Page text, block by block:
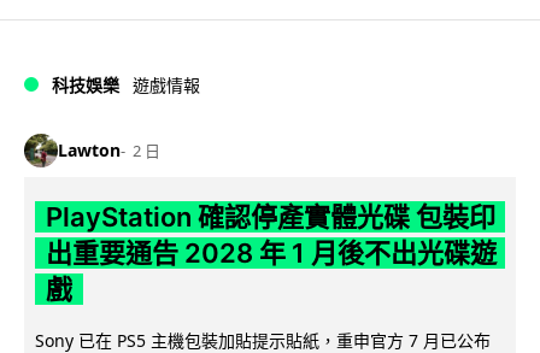
科技娛樂 遊戲情報
Lawton 2 日
PlayStation 確認停產實體光碟 包裝印
出重要通告 2028 年 1 月後不出光碟遊
戲
Sony 已在 PS5 主機包裝加貼提示貼紙，重申官方 7 月已公布